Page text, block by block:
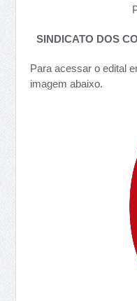
SINDICATO DOS
Para acessar o edital
imagem abaixo.